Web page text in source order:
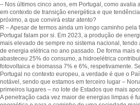
– Nos últimos cinco anos, em Portugal, como avalia
em contexto de transição energética e que
próximo, a que convirá estar atento?
R – Apesar de termos ainda um longo caminho pela
Portugal falam por si. Em 2023, a produção de
mais elevado de sempre no sistema nacional,
de energia elétrica no ano passado. De forma mais
abasteceu 25% do consumo, a hidroelétrica
fotovoltaica e biomassa 7% e 6%, respetivamente.
Portugal no contexto europeu, a verdade é que o
notável, sendo que estamos em terceiro lugar –
primeiros lugares – no lote de Estados que mais
A penetração cada vez maior de energias limpas é